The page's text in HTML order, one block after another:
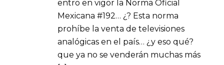
entro en vigor la Norma Oficial
Mexicana #192… ¿? Esta norma
prohíbe la venta de televisiones
analógicas en el país… ¿y eso qué?
que ya no se venderán muchas más